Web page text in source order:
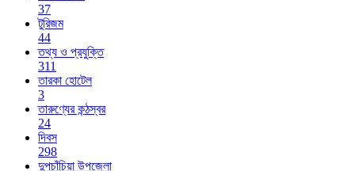
37
টুরিজম
44
তথ্য ও প্রযুক্তি
311
তারকা হোটেল
3
তারুণ্যের কন্ঠস্বর
24
দিবস
298
দুপচাঁচিয়া উপজেলা